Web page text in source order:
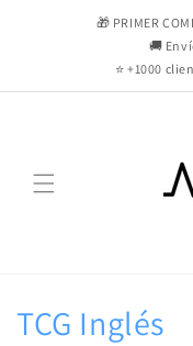
🎁 PRIMER
🚚
⭐ +1000
C
TCG Inglés